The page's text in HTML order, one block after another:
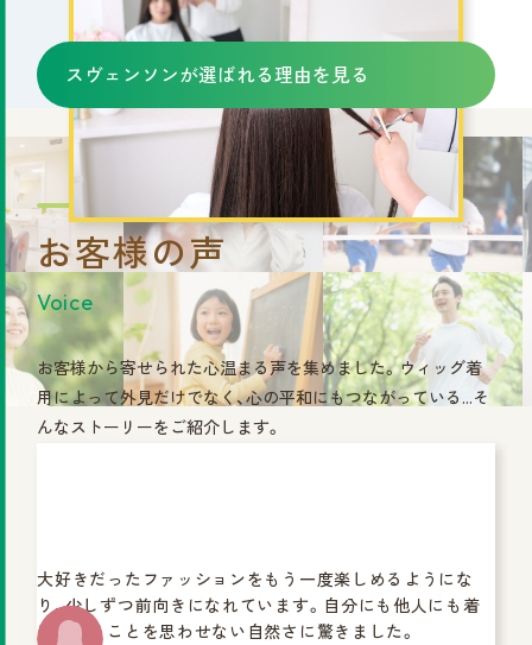
スヴェンソンが選ばれる理由を見る
お客様の声
Voice
お客様から寄せられた心温まる声を集めました。ウィッグ着
用によって外見だけでなく、心の平和にもつながっている…そ
んなストーリーをご紹介します。
大好きだったファッションをもう一度楽しめるようにな
り、少しずつ前向きになれています。自分にも他人にも着
けていることを思わせない自然さに驚きました。